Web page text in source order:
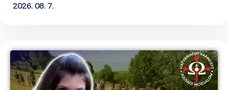
2026. 08. 7.